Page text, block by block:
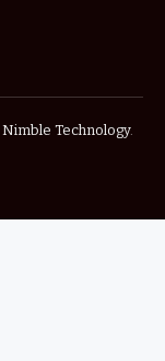
Nimble Technology.